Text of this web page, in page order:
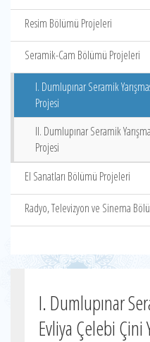
Resim Bölümü Projeleri
Seramik-Cam Bölümü Projeleri
I. Dumlupınar Seramik
Projesi
II. Dumlupınar Seramik
Projesi
El Sanatları Bölümü Projeleri
Radyo, Televizyon ve Sinema
I. Dumlupınar
Evliya Çelebi Çini